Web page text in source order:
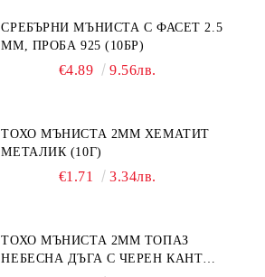
СРЕБЪРНИ МЪНИСТА С ФАСЕТ 2.5
ММ, ПРОБА 925 (10БР)
€4.89 9.56лв.
ТОХО МЪНИСТА 2ММ ХЕМАТИТ
МЕТАЛИК (10Г)
€1.71 3.34лв.
ТОХО МЪНИСТА 2ММ ТОПАЗ
НЕБЕСНА ДЪГА С ЧЕРЕН КАНТ